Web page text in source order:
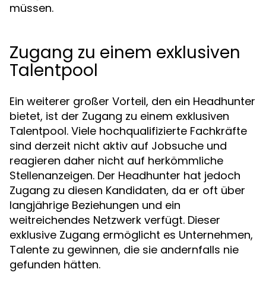
müssen.
Zugang zu einem exklusiven
Talentpool
Ein weiterer großer Vorteil, den ein Headhunter
bietet, ist der Zugang zu einem exklusiven
Talentpool. Viele hochqualifizierte Fachkräfte
sind derzeit nicht aktiv auf Jobsuche und
reagieren daher nicht auf herkömmliche
Stellenanzeigen. Der Headhunter hat jedoch
Zugang zu diesen Kandidaten, da er oft über
langjährige Beziehungen und ein
weitreichendes Netzwerk verfügt. Dieser
exklusive Zugang ermöglicht es Unternehmen,
Talente zu gewinnen, die sie andernfalls nie
gefunden hätten.